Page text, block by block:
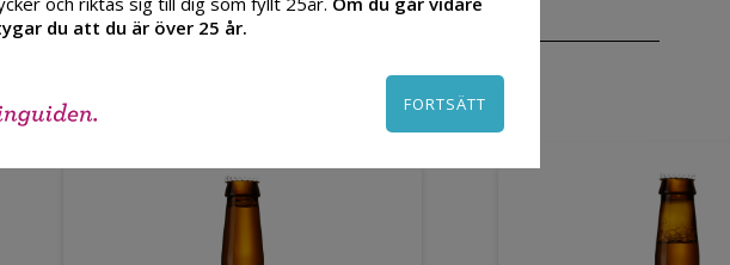
Du kanske också gillar
du att du är över 25 år.
FORTSÄTT